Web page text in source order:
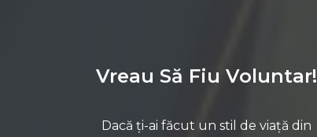
Vreau Să Fiu Voluntar!
Dacă ți-ai făcut un stil de viață din